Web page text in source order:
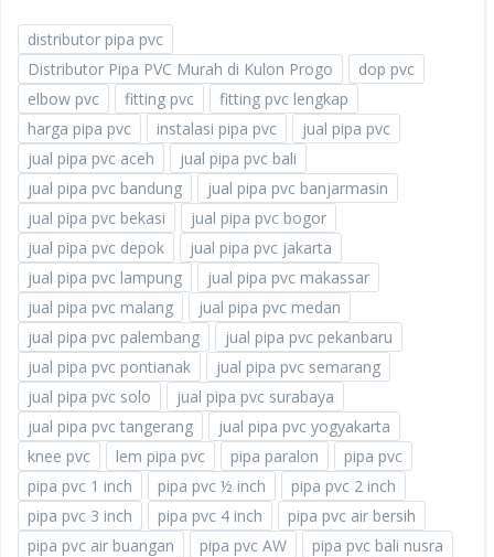
distributor pipa pvc
Distributor Pipa PVC Murah di Kulon Progo
dop pvc
elbow pvc
fitting pvc
fitting pvc lengkap
harga pipa pvc
instalasi pipa pvc
jual pipa pvc
jual pipa pvc aceh
jual pipa pvc bali
jual pipa pvc bandung
jual pipa pvc banjarmasin
jual pipa pvc bekasi
jual pipa pvc bogor
jual pipa pvc depok
jual pipa pvc jakarta
jual pipa pvc lampung
jual pipa pvc makassar
jual pipa pvc malang
jual pipa pvc medan
jual pipa pvc palembang
jual pipa pvc pekanbaru
jual pipa pvc pontianak
jual pipa pvc semarang
jual pipa pvc solo
jual pipa pvc surabaya
jual pipa pvc tangerang
jual pipa pvc yogyakarta
knee pvc
lem pipa pvc pipa paralon
pipa pvc
pipa pvc 1 inch
pipa pvc ½ inch
pipa pvc 2 inch
pipa pvc 3 inch
pipa pvc 4 inch
pipa pvc air bersih
pipa pvc air buangan
pipa pvc AW
pipa pvc bali nusra